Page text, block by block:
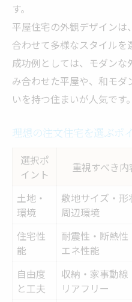
す。
平屋住宅の外観デザインは
合わせて多様なスタイルを
成功例としては、モダン
み合わせた平屋や、和モダ
いを持つ住まいが人気です。
理想の注文住宅を選ぶポ
選択ポ
イント
重視すべき内
土地・
環境
敷地サイズ・形
周辺環境
住宅性
能
耐震性・断熱性
エネ性能
自由度
と工夫
収納・家事動線
リアフリー